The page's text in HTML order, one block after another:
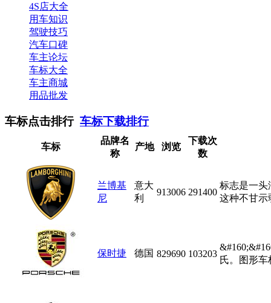
4S店大全
用车知识
驾驶技巧
汽车口碑
车主论坛
车标大全
车主商城
用品批发
车标点击排行 车标下载排行
车标
品牌名
称
产地 浏览
下载次
数
兰博基
尼
意大
利
913006 291400
标志是一头
这种不甘示
保时捷 德国 829690 103203
氏。图形车